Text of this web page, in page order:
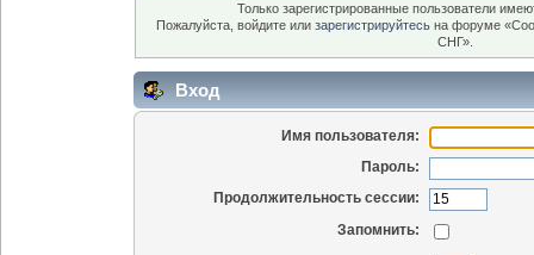
Только зарегистрированные пользователи
Пожалуйста, войдите или зарегистрируйтесь на форуме
СНГ».
Вход
Имя пользователя:
Пароль:
Продолжительность сессии:
Запомнить: